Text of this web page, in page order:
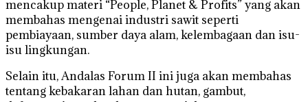
mencakup materi “People, Planet & Profits” yang akan
membahas mengenai industri sawit seperti
pembiayaan, sumber daya alam, kelembagaan dan isu-
isu lingkungan.
Selain itu, Andalas Forum II ini juga akan membahas
tentang kebakaran lahan dan hutan, gambut,